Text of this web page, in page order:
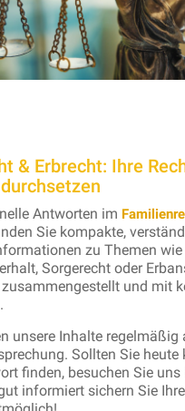
& Erbrecht: Ihre
Antworten im
Sie kompakte,
zu Themen wie
Sorgerecht oder
und mit
unsere Inhalte regelmäßig
Sollten Sie heute
finden, besuchen Sie uns
informiert sichern Sie Ihre